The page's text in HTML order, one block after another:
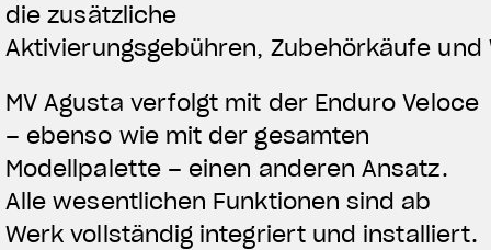
die zusätzliche
Aktivierungsgebühren, Zubehörkäufe
MV Agusta verfolgt mit der Enduro Veloce
– ebenso wie mit der gesamten
Modellpalette – einen anderen Ansatz.
Alle wesentlichen Funktionen sind ab
Werk vollständig integriert und installiert.